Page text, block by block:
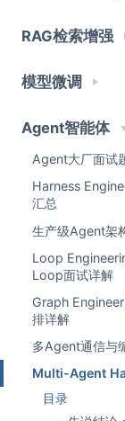
RAG检索增强
模型微调
Agent智能体
Agent大厂面试
Harness
汇总
生产级Agent架
Loop
Loop面试详解
Graph
排详解
多Agent通信与
Multi-Agent
目录
什么是Multi-
码的Agent，
Agent，负责
这些 Agent
不眠不休的干
过去一年，